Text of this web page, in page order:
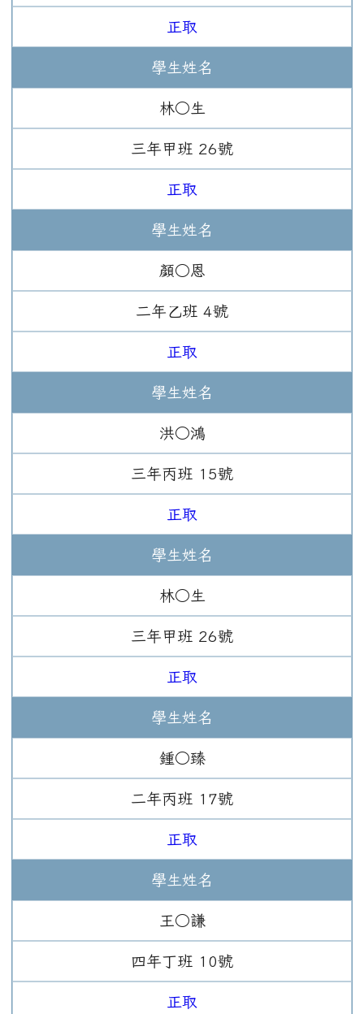
正取
學生姓名
林○生
三年 甲班 26號
正取
學生姓名
顏○恩
二年 乙班 4號
正取
學生姓名
洪○鴻
三年丙班 15號
正取
學生姓名
林○生
三年 甲班 26號
正取
學生姓名
鍾○臻
二年丙班 17號
正取
學生姓名
王○謙
四年丁班 10號
正取